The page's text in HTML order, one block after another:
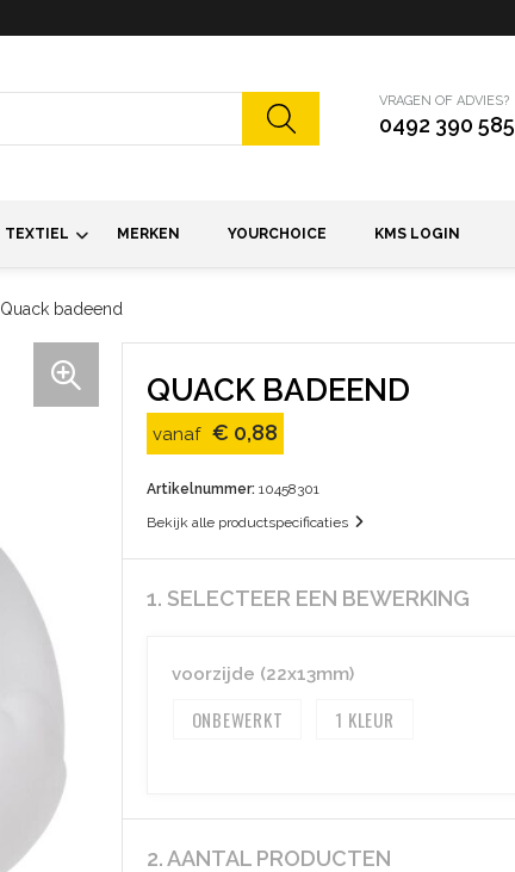
VRAGEN OF ADVIES?
0492 390 585
TEXTIEL MERKEN YOURCHOICE KMS LOGIN
Quack badeend
QUACK BADEEND
vanaf € 0,88
Artikelnummer: 10458301
Bekijk alle productspecificaties
1. SELECTEER EEN BEWERKING
voorzijde (22x13mm)
ONBEWERKT 1
2. AANTAL PRODUCTEN